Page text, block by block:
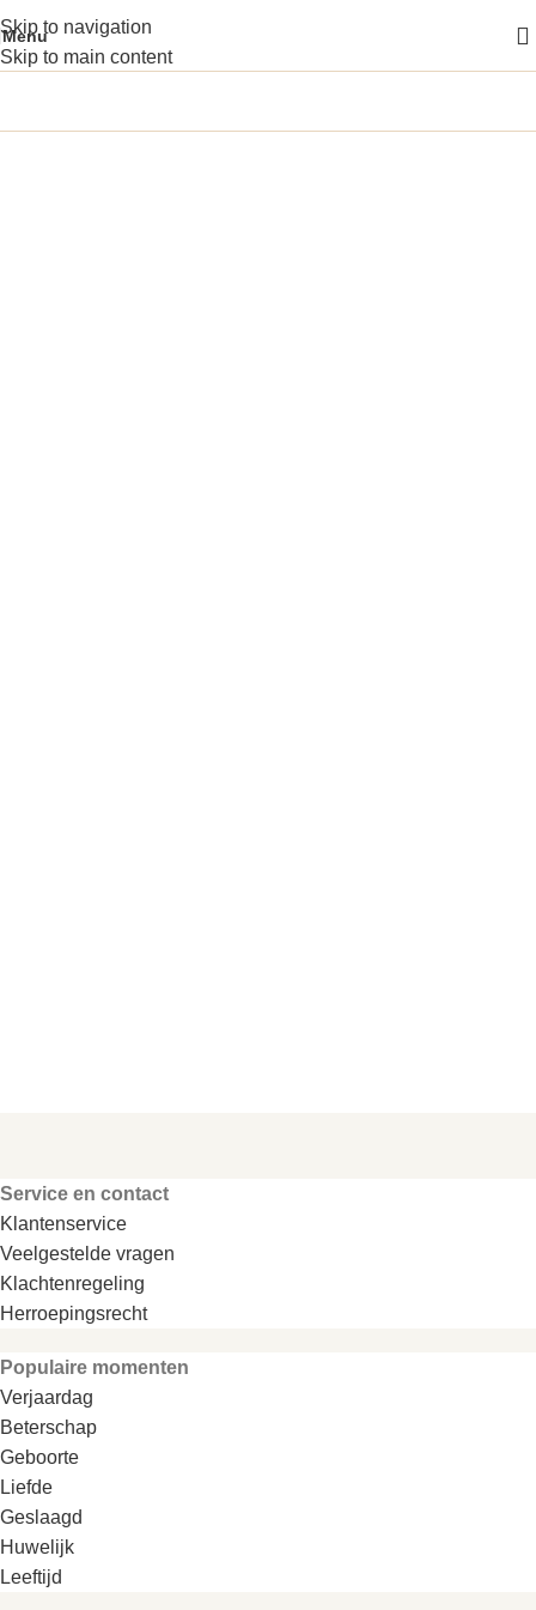
Skip to navigation
Skip to main content
Menu
Service en contact
Klantenservice
Veelgestelde vragen
Klachtenregeling
Herroepingsrecht
Populaire momenten
Verjaardag
Beterschap
Geboorte
Liefde
Geslaagd
Huwelijk
Leeftijd